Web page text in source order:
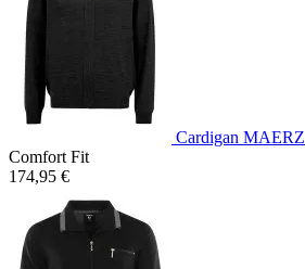
Cardigan MAERZ
Comfort Fit
174,95 €